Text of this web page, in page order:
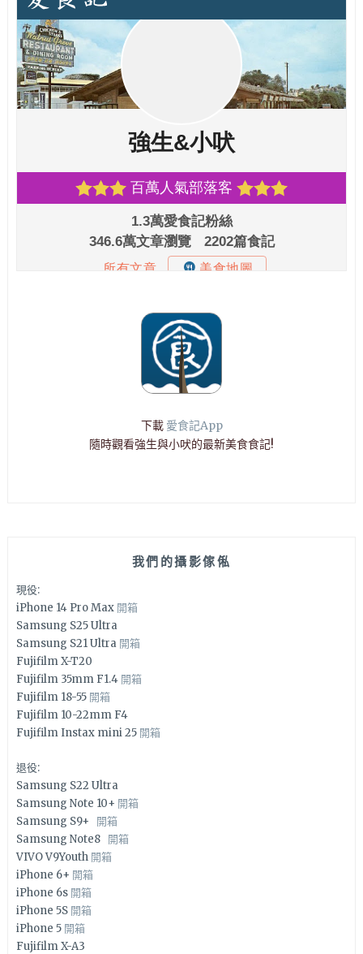
下載 愛食記App
隨時觀看強生與小吠的最新美食食記!
我們的攝影傢俬
現役:
iPhone 14 Pro Max 開箱
Samsung S25 Ultra
Samsung S21 Ultra 開箱
Fujifilm X-T20
Fujifilm 35mm F1.4 開箱
Fujifilm 18-55 開箱
Fujifilm 10-22mm F4
Fujifilm Instax mini 25 開箱
退役:
Samsung S22 Ultra
Samsung Note 10+ 開箱
Samsung S9+ 開箱
Samsung Note8 開箱
VIVO V9Youth 開箱
iPhone 6+ 開箱
iPhone 6s 開箱
iPhone 5S 開箱
iPhone 5 開箱
Fujifilm X-A3